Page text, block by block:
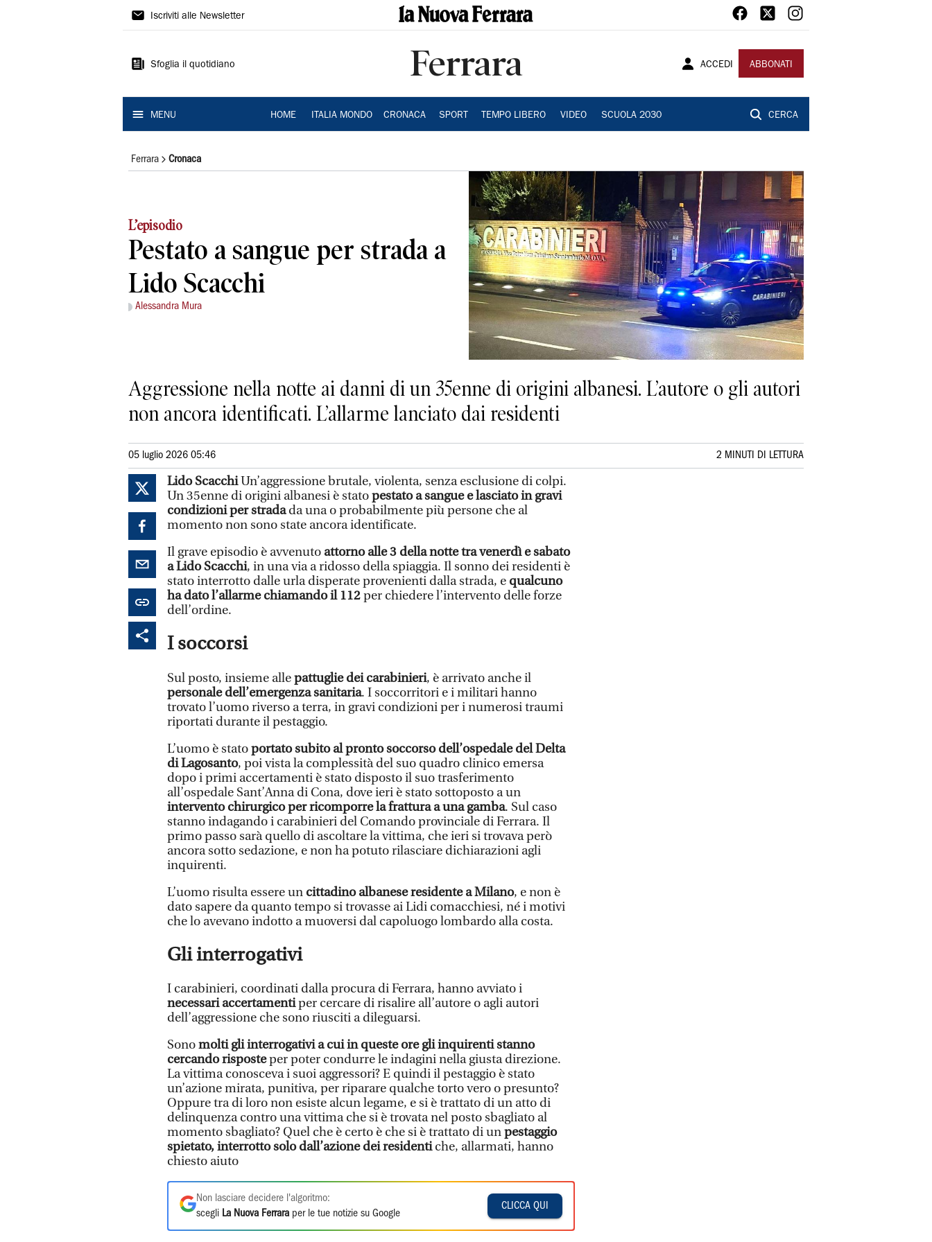
La
Ferrara
Iscriviti alle Newsletter
Sfoglia il quotidiano Ferrara ACCEDI ABBONATI
MENU HOME ITALIA MONDO CRONACA SPORT TEMPO LIBERO VIDEO SCUOLA 2030 CERCA
Ferrara Cronaca
L’episodio
Pestato a sangue per strada a
Lido Scacchi
Alessandra Mura
Aggressione nella notte ai danni di un 35enne di origini albanesi. L’autore o gli autori
non ancora identificati. L’allarme lanciato dai residenti
05 luglio 2026 05:46 2 MINUTI DI LETTURA
Lido ScacchiUn’aggressione brutale, violenta, senza esclusione di colpi.
Un 35enne di origini albanesi è statopestato a sangue e lasciato in gravi
condizioni per stradada una o probabilmente più persone che al
momento non sono state ancora identificate.
Il grave episodio è avvenuto attorno alle 3 della notte tra venerdì e sabato
a Lido Scacchi, in una via a ridosso della spiaggia. Il sonno dei residenti è
stato interrotto dalle urla disperate provenienti dalla strada, e qualcuno
ha dato l’allarme chiamando il 112per chiedere l’intervento delle forze
dell’ordine.
I soccorsi
Sul posto, insieme allepattuglie dei carabinieri, è arrivato anche il
personale dell’emergenza sanitaria. I soccorritori e i militari hanno
trovato l’uomo riverso a terra, in gravi condizioni per i numerosi traumi
riportati durante il pestaggio.
L’uomo è statoportato subito al pronto soccorso dell’ospedale del Delta
di Lagosanto, poi vista la complessità del suo quadro clinico emersa
dopo i primi accertamenti è stato disposto il suo trasferimento
all’ospedale Sant’Anna di Cona, dove ieri è stato sottoposto a un
intervento chirurgico per ricomporre la frattura a una gamba. Sul caso
stanno indagando i carabinieri del Comando provinciale di Ferrara. Il
primo passo sarà quello di ascoltare la vittima, che ieri si trovava però
ancora sotto sedazione, e non ha potuto rilasciare dichiarazioni agli
inquirenti.
L’uomo risulta essere un cittadino albanese residente a Milano, e non è
dato sapere da quanto tempo si trovasse ai Lidi comacchiesi, né i motivi
che lo avevano indotto a muoversi dal capoluogo lombardo alla costa.
Gli interrogativi
I carabinieri, coordinati dalla procura di Ferrara, hanno avviato i
necessari accertamentiper cercare di risalire all’autore o agli autori
dell’aggressione che sono riusciti a dileguarsi.
Sonomolti gli interrogativi a cui in queste ore gli inquirenti stanno
cercando risposteper poter condurre le indagini nella giusta direzione.
La vittima conosceva i suoi aggressori? E quindi il pestaggio è stato
un’azione mirata, punitiva, per riparare qualche torto vero o presunto?
Oppure tra di loro non esiste alcun legame, e si è trattato di un atto di
delinquenza contro una vittima che si è trovata nel posto sbagliato al
momento sbagliato? Quel che è certo è che si è trattato di unpestaggio
spietato, interrotto solo dall’azione dei residentiche, allarmati, hanno
chiesto aiuto
Non lasciare decidere l'algoritmo:
scegli La Nuova Ferrara per le tue notizie su Google
CLICCA QUI